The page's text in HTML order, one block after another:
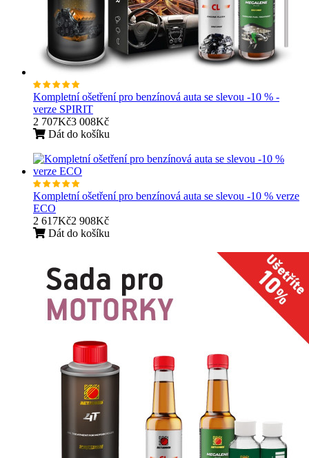
Kompletní ošetření pro benzínová auta se slevou -10 % -
verze SPIRIT
2 707Kč3 008Kč
Dát do košíku
Kompletní ošetření pro benzínová auta se slevou -10 % verze
ECO
2 617Kč2 908Kč
Dát do košíku